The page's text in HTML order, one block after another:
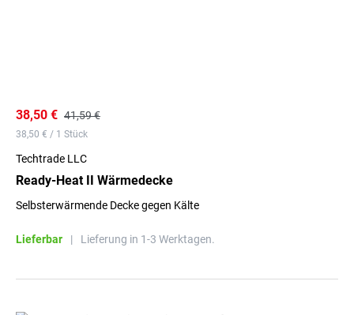
38,50 € 41,59 €
38,50 € / 1 Stück
Techtrade LLC
Ready-Heat II Wärmedecke
Selbsterwärmende Decke gegen Kälte
Lieferbar | Lieferung in 1-3 Werktagen.